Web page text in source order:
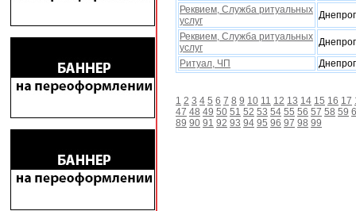
Реквием, Служба ритуальныx
услуг
Реквием, Служба ритуальныx
услуг
Ритуал, ЧП
1 2 3 4 5 6 7 8 9 10 11 12 13 14 15 16 17
47 48 49 50 51 52 53 54 55 56 57 58 59
89 90 91 92 93 94 95 96 97 98 99